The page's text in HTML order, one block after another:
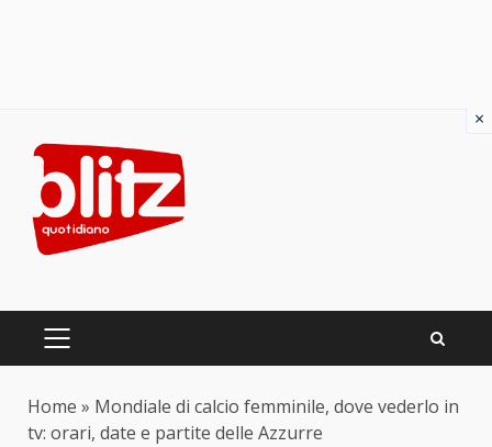
content
PRIMARY
Home » Mondiale di calcio femminile, dove vederlo in
tv: orari, date e partite delle Azzurre
×